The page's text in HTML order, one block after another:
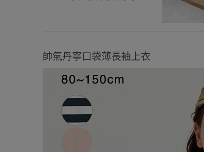
帥氣丹寧口袋薄長袖上衣